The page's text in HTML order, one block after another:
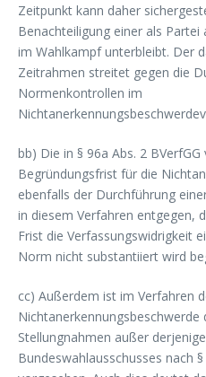
Zeitpunkt kann daher
Benachteiligung einer als Partei
im Wahlkampf unterbleibt. Der
Zeitrahmen streitet gegen die
Normenkontrollen im
bb) Die in § 96a Abs. 2
Begründungsfrist für die
ebenfalls der Durchführung
in diesem Verfahren entgegen,
Frist die Verfassungswidrigkeit
Norm nicht substantiiert wird
cc) Außerdem ist im Verfahren
Nichtanerkennungsbeschwerde
Stellungnahmen außer
Bundeswahlausschusses nach